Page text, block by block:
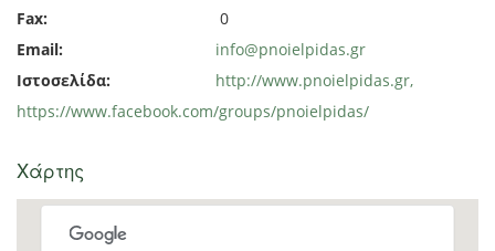
Fax:
0
Email:
info@pnoielpidas.gr
Ιστοσελίδα:
http://www.pnoielpidas.gr,
https://www.facebook.com/groups/pnoielpidas/
Xάρτης